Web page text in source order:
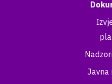
Javna